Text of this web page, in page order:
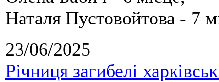
Наталя Пустовойтова - 7
23/06/2025
Річниця загибелі